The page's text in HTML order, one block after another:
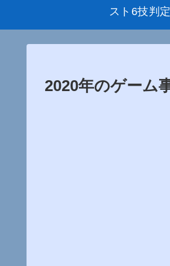
スト6技判定
2020年のゲーム